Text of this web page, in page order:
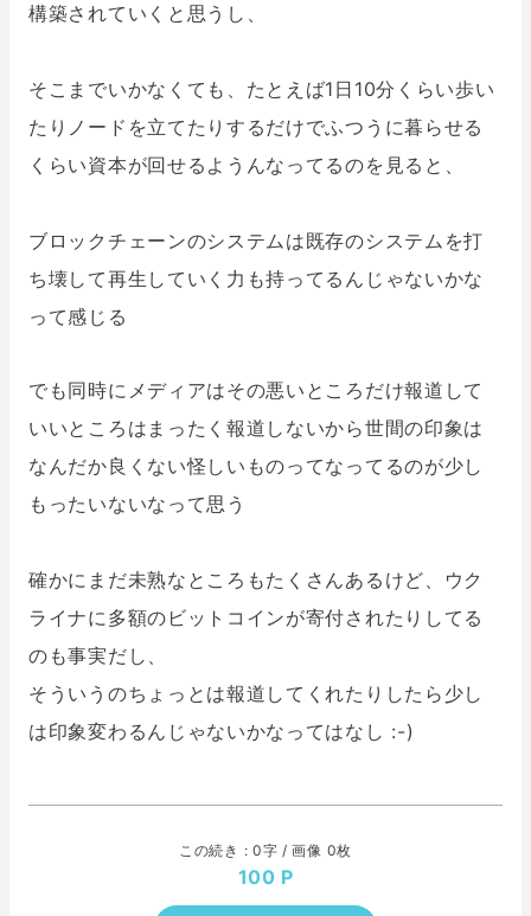
構築されていくと思うし、
そこまでいかなくても、たとえば1日10分くらい歩い
たりノードを立てたりするだけでふつうに暮らせる
くらい資本が回せるようんなってるのを見ると、
ブロックチェーンのシステムは既存のシステムを打
ち壊して再生していく力も持ってるんじゃないかな
って感じる
でも同時にメディアはその悪いところだけ報道して
いいところはまったく報道しないから世間の印象は
なんだか良くない怪しいものってなってるのが少し
もったいないなって思う
確かにまだ未熟なところもたくさんあるけど、ウク
ライナに多額のビットコインが寄付されたりしてる
のも事実だし、
そういうのちょっとは報道してくれたりしたら少し
は印象変わるんじゃないかなってはなし :-)
この続き : 0字 / 画像 0枚
100